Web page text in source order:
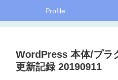
Profile
WordPress 本体/プラ
更新記録 20190911